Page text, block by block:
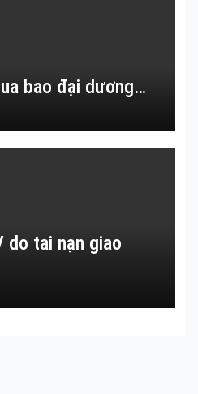
bao đại dương…
do tai nạn giao